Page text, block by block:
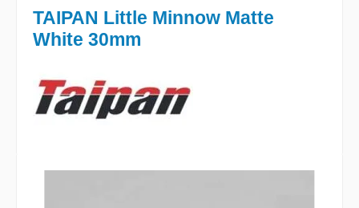
TAIPAN Little Minnow Matte
White 30mm